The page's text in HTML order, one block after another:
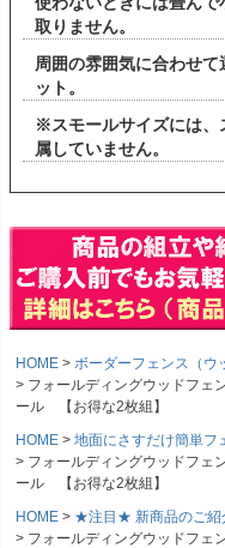
取りません。
周囲の雰囲気に合わせ
ット。
※スモールサイズには、
属していません。
HOME ボーダーフェンス（ウ
フォールディングウッドフェ
ール 【お得な2枚組】
HOME
地面にさすだけ簡単フ
フォールディングウッドフェ
ール 【お得な2枚組】
HOME
★注目★ 新商品のご紹
フォールディングウッドフェ